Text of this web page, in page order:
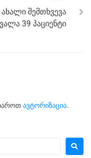
შემთხვევა
39 პაციენტი
ავტორიზაცია